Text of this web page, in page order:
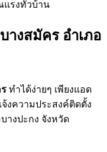
แรงทั่วบ้าน
างสมัคร อำเภอ
ทำได้ง่ายๆ เพียงแอด
จ้งความประสงค์ติดตั้ง
างปะกง จังหวัด